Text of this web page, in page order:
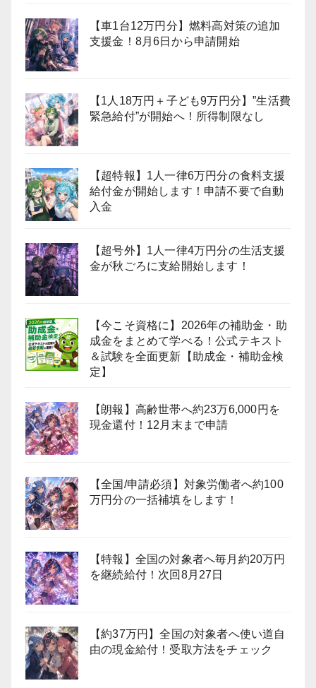
【車1台12万円分】燃料高対策の追加
支援金！8月6日から申請開始
【1人18万円＋子ども9万円分】”生活費
緊急給付”が開始へ！所得制限なし
【超特報】1人一律6万円分の食料支援
給付金が開始します！申請不要で自動
入金
【超号外】1人一律4万円分の生活支援
金が秋ごろに支給開始します！
【今こそ資格に】2026年の補助金・助
成金をまとめて学べる！公式テキスト
＆試験を全面更新【助成金・補助金検
定】
【朗報】高齢世帯へ約23万6,000円を
現金還付！12月末まで申請
【全国/申請必須】対象労働者へ約100
万円分の一括補填をします！
【特報】全国の対象者へ毎月約20万円
を継続給付！次回8月27日
【約37万円】全国の対象者へ使い道自
由の現金給付！受取方法をチェック